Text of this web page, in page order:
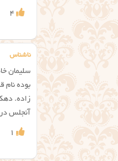
4
ناشناس
سلیمان
بوده نام
زاده.
آنجلس در
1